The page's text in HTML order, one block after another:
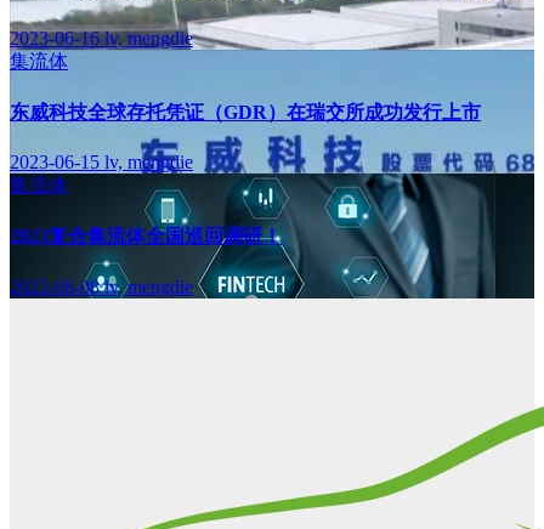
2023-06-16lv, mengdie
集流体
东威科技全球存托凭证（GDR）在瑞交所成功发行上市
2023-06-15 lv, mengdie
集流体
2023复合集流体全国巡回调研！
2023-06-08lv, mengdie